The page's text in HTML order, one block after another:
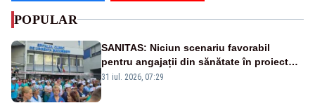
POPULAR
SANITAS: Niciun scenariu favorabil
pentru angajații din sănătate în proiectul
Legii salarizării
31 iul. 2026, 07:29